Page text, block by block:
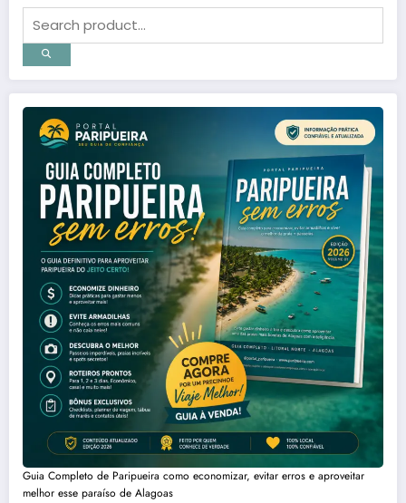
Guia Completo de Paripueira como economizar, evitar erros e aproveitar
melhor esse paraíso de Alagoas